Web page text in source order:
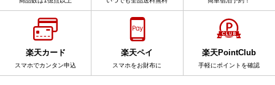
楽天カード
スマホでカンタン申込
楽天ペイ
スマホをお財布に
楽天PointClub
手軽にポイントを確認